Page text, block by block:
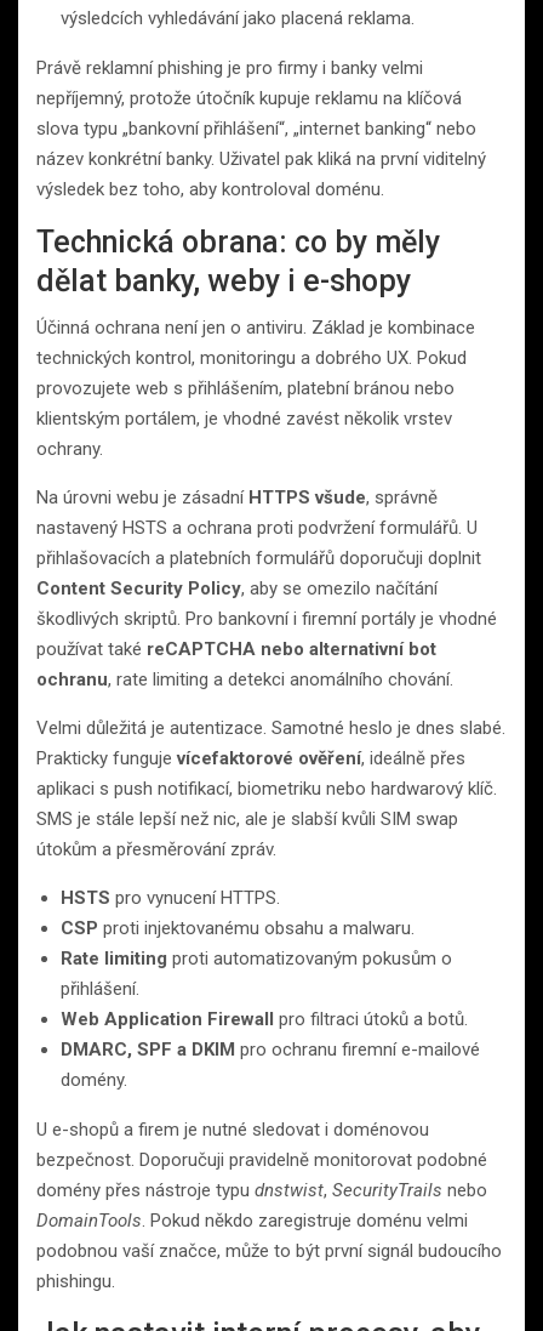
výsledcích vyhledávání jako placená reklama.
Právě reklamní phishing je pro firmy i banky velmi
nepříjemný, protože útočník kupuje reklamu na klíčová
slova typu „bankovní přihlášení“, „internet banking“ nebo
název konkrétní banky. Uživatel pak kliká na první viditelný
výsledek bez toho, aby kontroloval doménu.
Technická obrana: co by měly
dělat banky, weby i e-shopy
Účinná ochrana není jen o antiviru. Základ je kombinace
technických kontrol, monitoringu a dobrého UX. Pokud
provozujete web s přihlášením, platební bránou nebo
klientským portálem, je vhodné zavést několik vrstev
ochrany.
Na úrovni webu je zásadní HTTPS všude, správně
nastavený HSTS a ochrana proti podvržení formulářů. U
přihlašovacích a platebních formulářů doporučuji doplnit
Content Security Policy, aby se omezilo načítání
škodlivých skriptů. Pro bankovní i firemní portály je vhodné
používat také reCAPTCHA nebo alternativní bot
ochranu, rate limiting a detekci anomálního chování.
Velmi důležitá je autentizace. Samotné heslo je dnes slabé.
Prakticky fungujevícefaktorové ověření, ideálně přes
aplikaci s push notifikací, biometriku nebo hardwarový klíč.
SMS je stále lepší než nic, ale je slabší kvůli SIM swap
útokům a přesměrování zpráv.
HSTS pro vynucení HTTPS.
CSP proti injektovanému obsahu a malwaru.
Rate limiting proti automatizovaným pokusům o
přihlášení.
Web Application Firewall pro filtraci útoků a botů.
DMARC, SPF a DKIM pro ochranu firemní e-mailové
domény.
U e-shopů a firem je nutné sledovat i doménovou
bezpečnost. Doporučuji pravidelně monitorovat podobné
domény přes nástroje typu dnstwist, SecurityTrails nebo
DomainTools. Pokud někdo zaregistruje doménu velmi
podobnou vaší značce, může to být první signál budoucího
phishingu.